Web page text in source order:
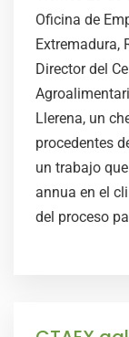
Oficina de
Extremadura,
Director del
Llerena, un
procedentes
un trabajo
annua en el
del proceso